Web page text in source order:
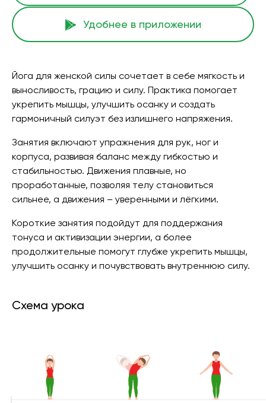
Удобнее в приложении
Йога для женской силы сочетает в себе мягкость и
выносливость, грацию и силу. Практика помогает
укрепить мышцы, улучшить осанку и создать
гармоничный силуэт без излишнего напряжения.
Занятия включают упражнения для рук, ног и
корпуса, развивая баланс между гибкостью и
стабильностью. Движения плавные, но
проработанные, позволяя телу становиться
сильнее, а движения – уверенными и лёгкими.
Короткие занятия подойдут для поддержания
тонуса и активизации энергии, а более
продолжительные помогут глубже укрепить мышцы,
улучшить осанку и почувствовать внутреннюю силу.
Схема урока